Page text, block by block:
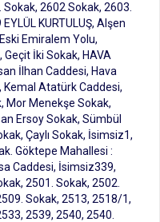
2602 Sokak, 2603.
KURTULUŞ, Alşen
Emiralem Yolu,
Geçit İki Sokak, HAVA
İlhan Caddesi, Hava
Kemal Atatürk Caddesi,
Mor Menekşe Sokak,
Ersoy Sokak, Sümbül
Çaylı Sokak, İsimsiz1,
Göktepe Mahallesi :
Caddesi, İsimsiz339,
2501. Sokak, 2502.
Sokak, 2513, 2518/1,
2539, 2540, 2540.